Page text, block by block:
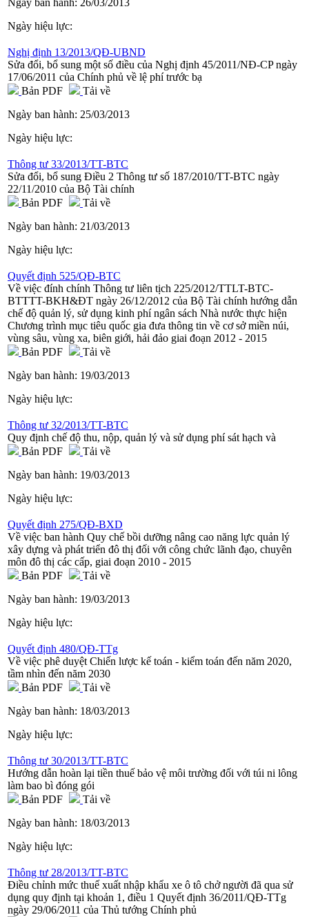
Ngày ban hành: 26/03/2013
Ngày hiệu lực:
Nghị định 13/2013/QĐ-UBND
Sửa đổi, bổ sung một số điều của Nghị định 45/2011/NĐ-CP ngày
17/06/2011 của Chính phủ về lệ phí trước bạ
Bản PDF
Tải về
Ngày ban hành: 25/03/2013
Ngày hiệu lực:
Thông tư 33/2013/TT-BTC
Sửa đổi, bổ sung Điều 2 Thông tư số 187/2010/TT-BTC ngày
22/11/2010 của Bộ Tài chính
Bản PDF
Tải về
Ngày ban hành: 21/03/2013
Ngày hiệu lực:
Quyết định 525/QĐ-BTC
Về việc đính chính Thông tư liên tịch 225/2012/TTLT-BTC-
BTTTT-BKH&ĐT ngày 26/12/2012 của Bộ Tài chính hướng dẫn
chế độ quản lý, sử dụng kinh phí ngân sách Nhà nước thực hiện
Chương trình mục tiêu quốc gia đưa thông tin về cơ sở miền núi,
vùng sâu, vùng xa, biên giới, hải đảo giai đoạn 2012 - 2015
Bản PDF
Tải về
Ngày ban hành: 19/03/2013
Ngày hiệu lực:
Thông tư 32/2013/TT-BTC
Quy định chế độ thu, nộp, quản lý và sử dụng phí sát hạch và
Bản PDF
Tải về
Ngày ban hành: 19/03/2013
Ngày hiệu lực:
Quyết định 275/QĐ-BXD
Về việc ban hành Quy chế bồi dưỡng nâng cao năng lực quản lý
xây dựng và phát triển đô thị đối với công chức lãnh đạo, chuyên
môn đô thị các cấp, giai đoạn 2010 - 2015
Bản PDF
Tải về
Ngày ban hành: 19/03/2013
Ngày hiệu lực:
Quyết định 480/QĐ-TTg
Về việc phê duyệt Chiến lược kế toán - kiểm toán đến năm 2020,
tầm nhìn đến năm 2030
Bản PDF
Tải về
Ngày ban hành: 18/03/2013
Ngày hiệu lực:
Thông tư 30/2013/TT-BTC
Hướng dẫn hoàn lại tiền thuế bảo vệ môi trường đối với túi ni lông
làm bao bì đóng gói
Bản PDF
Tải về
Ngày ban hành: 18/03/2013
Ngày hiệu lực:
Thông tư 28/2013/TT-BTC
Điều chỉnh mức thuế xuất nhập khẩu xe ô tô chở người đã qua sử
dụng quy định tại khoản 1, điều 1 Quyết định 36/2011/QĐ-TTg
ngày 29/06/2011 của Thủ tướng Chính phủ